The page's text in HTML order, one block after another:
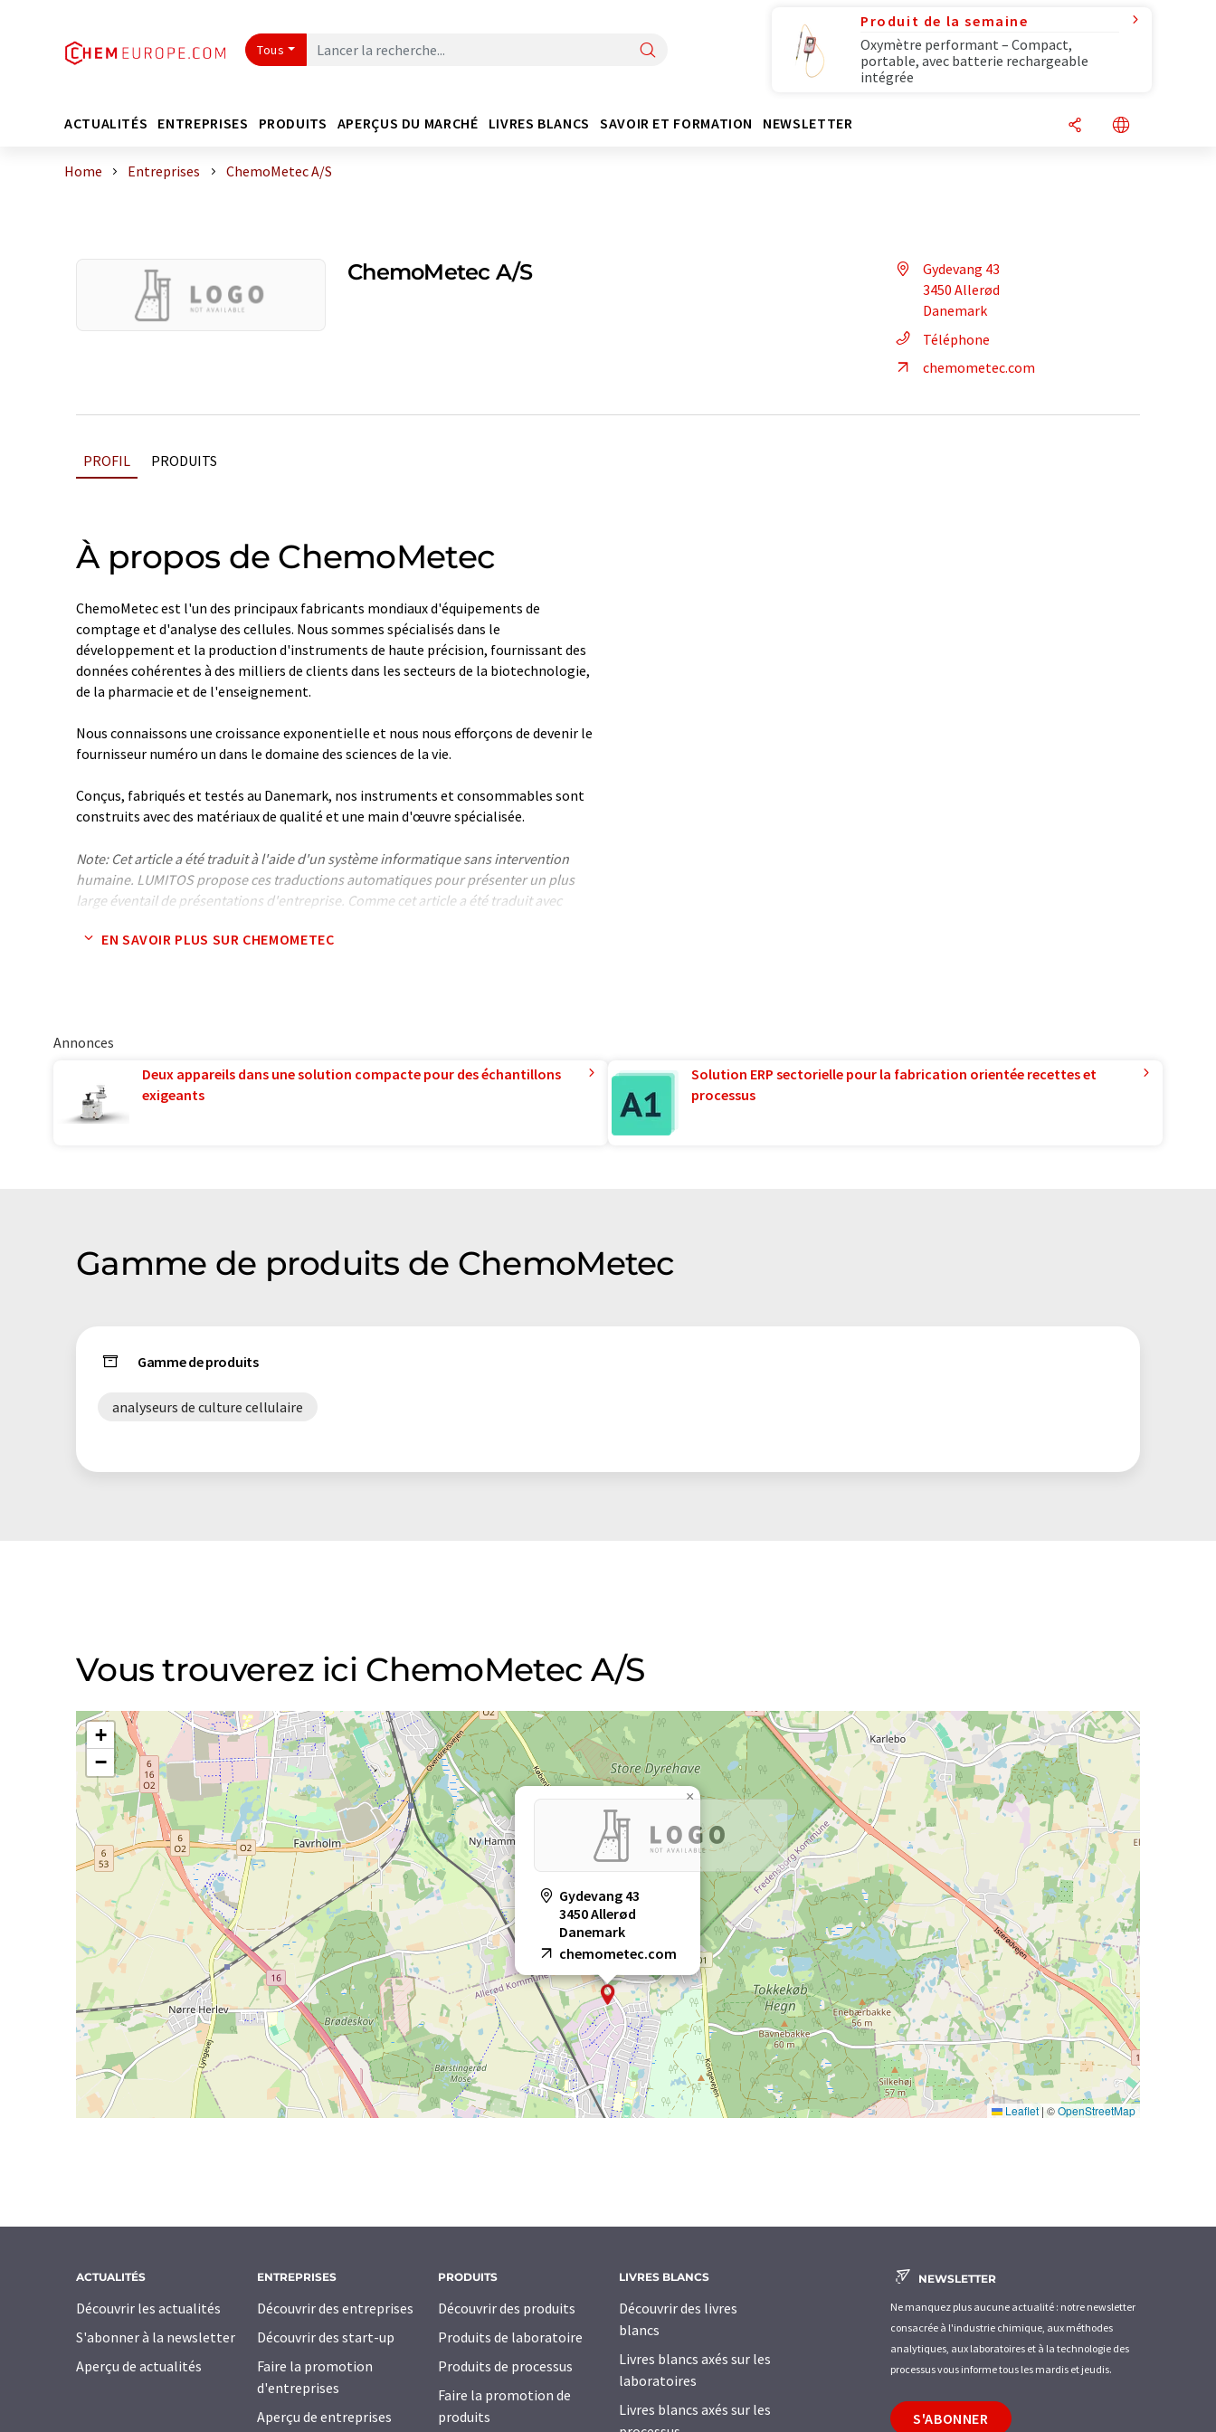
Tous
Produit de la semaine
Oxymètre performant – Compact,
portable, avec batterie rechargeable
intégrée
ACTUALITÉS ENTREPRISES PRODUITS APERÇUS DU MARCHÉ LIVRES BLANCS SAVOIR ET FORMATION NEWSLETTER
Home Entreprises ChemoMetec A/S
ChemoMetec A/S
Gydevang 43
3450 Allerød
Danemark
Téléphone
chemometec.com
PROFIL PRODUITS
À propos de ChemoMetec
ChemoMetec est l'un des principaux fabricants mondiaux d'équipements de
comptage et d'analyse des cellules. Nous sommes spécialisés dans le
développement et la production d'instruments de haute précision, fournissant des
données cohérentes à des milliers de clients dans les secteurs de la biotechnologie,
de la pharmacie et de l'enseignement.
Nous connaissons une croissance exponentielle et nous nous efforçons de devenir le
fournisseur numéro un dans le domaine des sciences de la vie.
Conçus, fabriqués et testés au Danemark, nos instruments et consommables sont
construits avec des matériaux de qualité et une main d'œuvre spécialisée.
Note: Cet article a été traduit à l'aide d'un système informatique sans intervention
humaine. LUMITOS propose ces traductions automatiques pour présenter un plus
large éventail de présentations d'entreprise. Comme cet article a été traduit avec
syntaxe ou de grammaire. L'article original dans Anglais peut être trouvé
EN SAVOIR PLUS SUR CHEMOMETEC
Annonces
Deux appareils dans une solution compacte pour des échantillons
exigeants
Solution ERP sectorielle pour la fabrication orientée recettes et
processus
Gamme de produits de ChemoMetec
Gamme de produits
analyseurs de culture cellulaire
Vous trouverez ici ChemoMetec A/S
Gydevang 43
3450 Allerød
Danemark
chemometec.com
×
+
−
Leaflet | ©OpenStreetMap
ACTUALITÉS
Découvrir les actualités
S'abonner à la newsletter
Aperçu de actualités
ENTREPRISES
Découvrir des entreprises
Découvrir des start-up
Faire la promotion
d'entreprises
Aperçu de entreprises
PRODUITS
Découvrir des produits
Produits de laboratoire
Produits de processus
Faire la promotion de
produits
LIVRES BLANCS
Découvrir des livres
blancs
Livres blancs axés sur les
laboratoires
Livres blancs axés sur les
NEWSLETTER
Ne manquez plus aucune actualité : notre newsletter
consacrée à l'industrie chimique, aux méthodes
analytiques, aux laboratoires et à la technologie des
processus vous informe tous les mardis et jeudis.
S'ABONNER